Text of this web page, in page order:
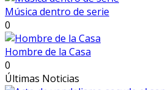
Música dentro de serie
0
Hombre de la Casa
0
Últimas Noticias